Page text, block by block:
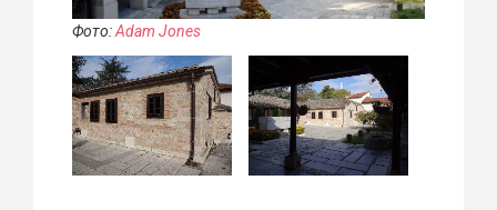
Фото:Adam Jones